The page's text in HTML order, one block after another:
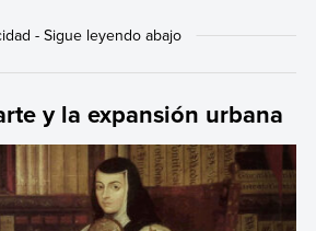
y la expansión urbana